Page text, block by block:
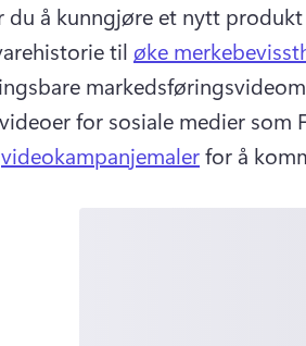
du å kunngjøre et nytt
til øke
for sosiale medier som
videokampanjemaler for å